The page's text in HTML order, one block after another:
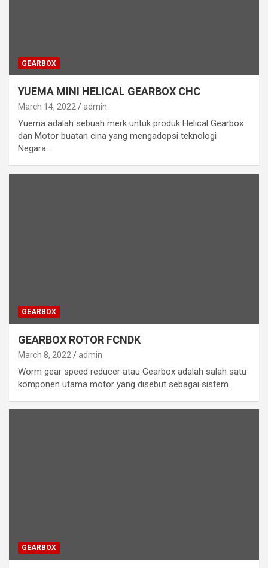
GEARBOX
YUEMA MINI HELICAL GEARBOX CHC
March 14, 2022 admin
Yuema adalah sebuah merk untuk produk Helical Gearbox
dan Motor buatan cina yang mengadopsi teknologi
Negara…
GEARBOX
GEARBOX ROTOR FCNDK
March 8, 2022 admin
Worm gear speed reducer atau Gearbox adalah salah satu
komponen utama motor yang disebut sebagai sistem…
GEARBOX